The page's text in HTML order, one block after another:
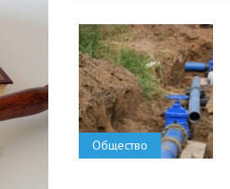
Общество